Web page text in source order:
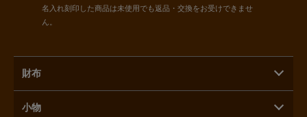
名入れ刻印した商品は未使用でも返品・交換をお受けできませ
ん。
財布
小物